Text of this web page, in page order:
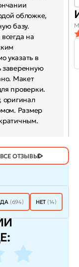
обложке,
базу.
на
указать в
заверенную
Макет
проверки.
оригинал
Размер
ДА (694) НЕТ (14)
ВСЕ ОТЗЫВЫ